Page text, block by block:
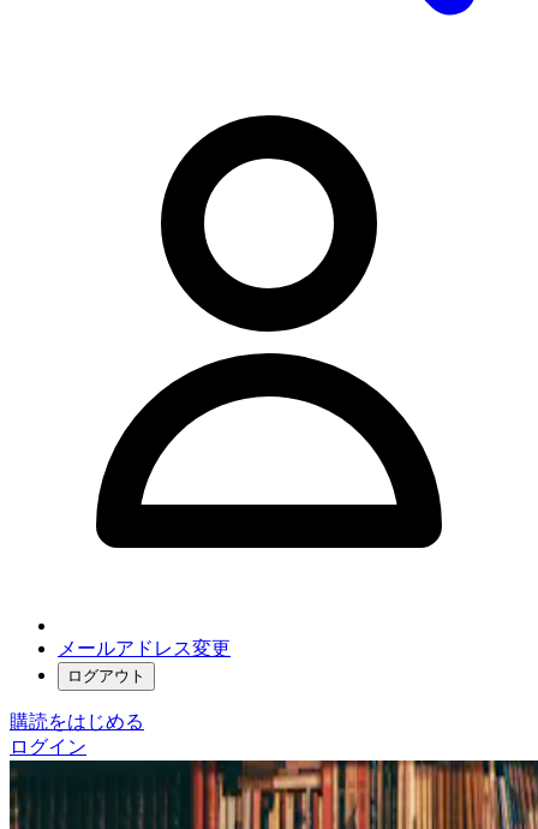
メールアドレス変更
ログアウト
購読をはじめる
ログイン